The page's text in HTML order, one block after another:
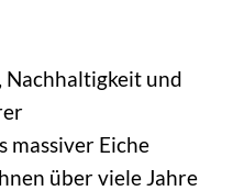
Nachhaltigkeit und
massiver Eiche
über viele Jahre